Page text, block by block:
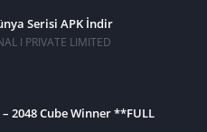
Serisi APK İndir
I PRIVATE LIMITED
2048 Cube Winner **FULL